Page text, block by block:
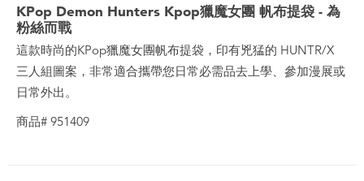
盲盒
角色收藏
KPop Demon Hunters Kpop獵魔女團 帆布提袋 - 為
粉絲而戰
這款時尚的KPop獵魔女團帆布提袋，印有兇猛的 HUNTR/X
三人組圖案，非常適合攜帶您日常必需品去上學、參加漫展或
日常外出。
商品# 951409